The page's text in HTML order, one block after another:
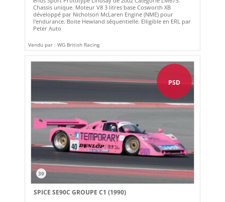
Chassis unique. Moteur V8 3 litres base Cosworth XB
développé par Nicholson McLaren Engine (NME) pour
l'endurance. Boite Hewland séquentielle. Elligible en ERL par
Peter Auto
Vendu par : WG British Racing
PSD
39
SPICE SE90C GROUPE C1 (1990)